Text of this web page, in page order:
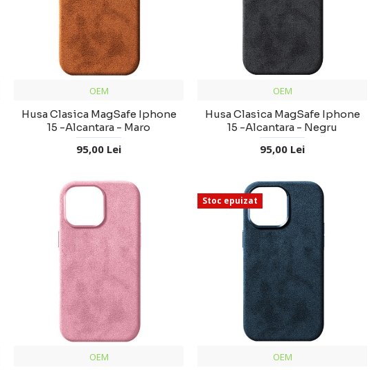
OEM
Husa Clasica MagSafe Iphone
15 -Alcantara - Maro
95,00 Lei
OEM
Husa Clasica MagSafe Iphone
15 -Alcantara - Negru
95,00 Lei
OEM
Stoc epuizat
OEM